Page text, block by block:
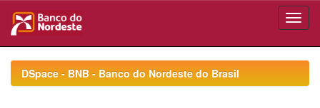
navigationDSpace - BNB - Banco do Nordeste do Brasil